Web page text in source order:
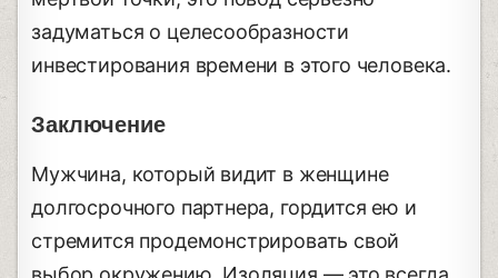
задуматься о целесообразности
инвестирования времени в этого человека.
Заключение
Мужчина, который видит в женщине
долгосрочного партнера, гордится ею и
стремится продемонстрировать свой